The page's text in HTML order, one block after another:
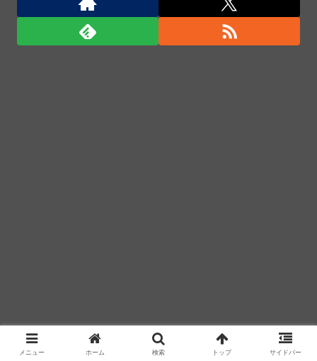
部隊90人派遣開始…さらに80発見通し！
ついに国産ヒューマノイド登場、人手不足深刻化の医
★【ワートリ】風間隊3人≒忍田単騎くらいのイメー
メニュー ホーム 検索 トップ サイドバー